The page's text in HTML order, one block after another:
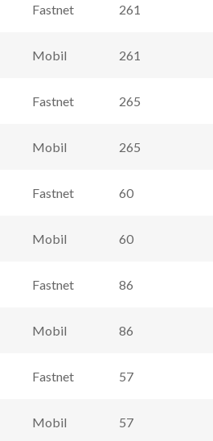
Fastnet 261
Mobil 261
Fastnet 265
Mobil 265
Fastnet 60
Mobil 60
Fastnet 86
Mobil 86
Fastnet 57
Mobil 57